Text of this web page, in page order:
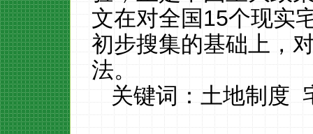
文在对全国15个现实
初步搜集的基础上，
法。
关键词：土地制度